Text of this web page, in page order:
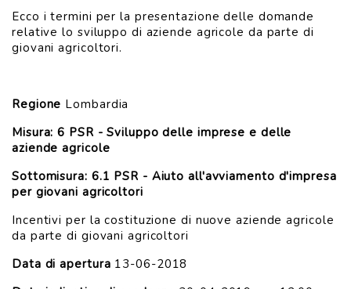
Ecco i termini per la presentazione delle domande
relative lo sviluppo di aziende agricole da parte di
giovani agricoltori.
Regione Lombardia
Misura: 6 PSR - Sviluppo delle imprese e delle
aziende agricole
Sottomisura: 6.1 PSR - Aiuto all'avviamento d'impresa
per giovani agricoltori
Incentivi per la costituzione di nuove aziende agricole
da parte di giovani agricoltori
Data di apertura 13-06-2018